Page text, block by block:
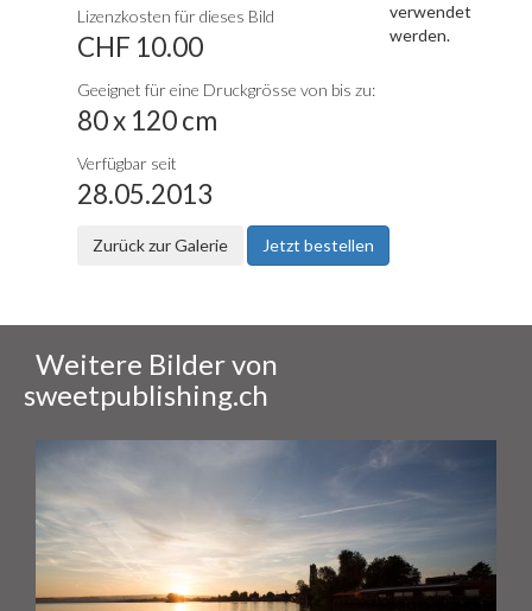
Lizenzkosten für dieses Bild
CHF 10.00
Geeignet für eine Druckgrösse von bis zu:
80 x 120 cm
Verfügbar seit
28.05.2013
Zurück zur Galerie Jetzt bestellen
verwendet
werden.
Weitere Bilder von
sweetpublishing.ch